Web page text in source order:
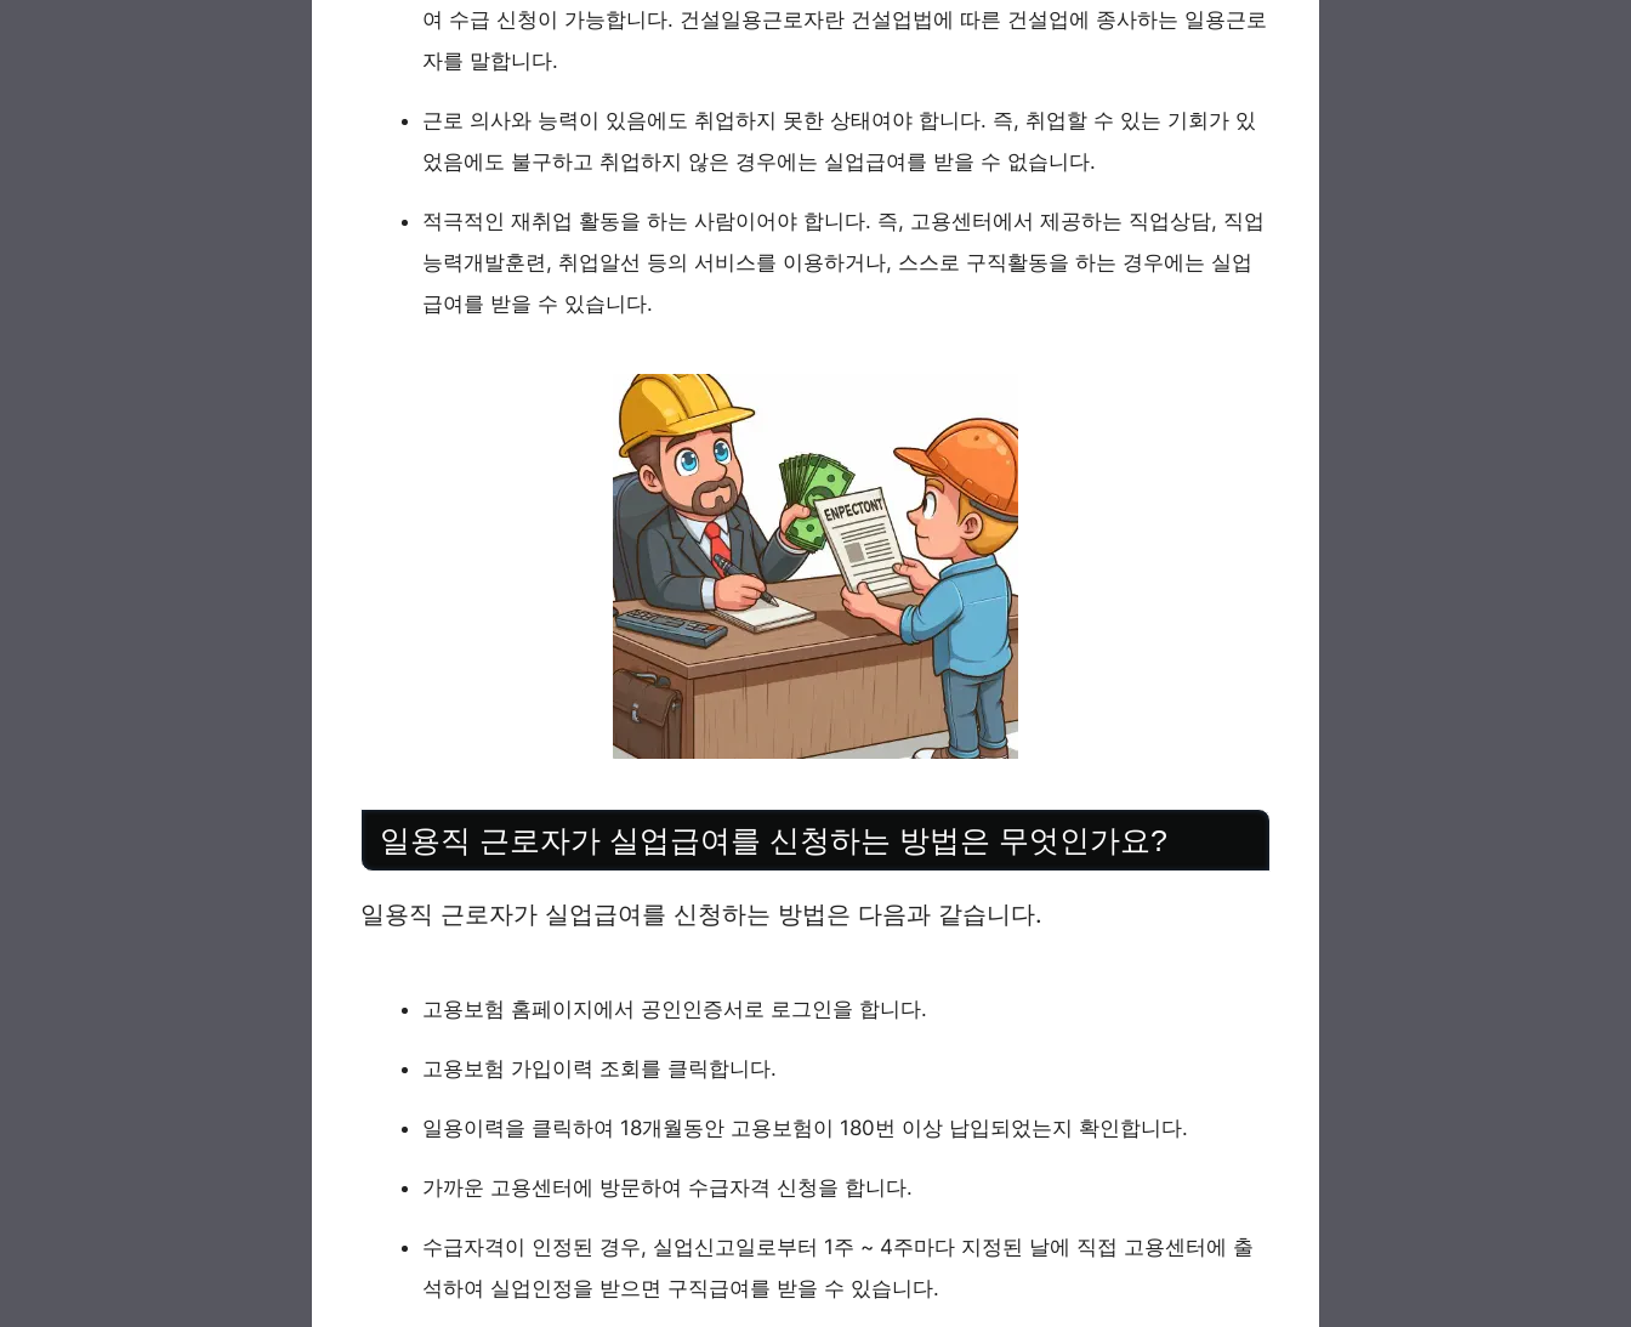
여 수급 신청이 가능합니다. 건설일용근로자란 건설업법에 따른 건설업에 종사하는 일용근로
자를 말합니다.
근로 의사와 능력이 있음에도 취업하지 못한 상태여야 합니다. 즉, 취업할 수 있는 기회가 있
었음에도 불구하고 취업하지 않은 경우에는 실업급여를 받을 수 없습니다.
적극적인 재취업 활동을 하는 사람이어야 합니다. 즉, 고용센터에서 제공하는 직업상담, 직업
능력개발훈련, 취업알선 등의 서비스를 이용하거나, 스스로 구직활동을 하는 경우에는 실업
급여를 받을 수 있습니다.
일용직 근로자가 실업급여를 신청하는 방법은 무엇인가요?
일용직 근로자가 실업급여를 신청하는 방법은 다음과 같습니다.
고용보험 홈페이지에서 공인인증서로 로그인을 합니다.
고용보험 가입이력 조회를 클릭합니다.
일용이력을 클릭하여 18개월동안 고용보험이 180번 이상 납입되었는지 확인합니다.
가까운 고용센터에 방문하여 수급자격 신청을 합니다.
수급자격이 인정된 경우, 실업신고일로부터 1주 ~ 4주마다 지정된 날에 직접 고용센터에 출
석하여 실업인정을 받으면 구직급여를 받을 수 있습니다.